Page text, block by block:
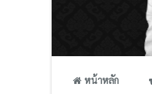
หน้าหลัก